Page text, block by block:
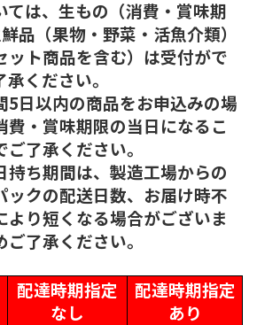
ては、生もの（消費・賞味期
品（果物・野菜・活魚介類）
ット商品を含む）は受付がで
ください。
日以内の商品をお申込みの場
費・賞味期限の当日になるこ
了承ください。
ち期間は、製造工場からの
ックの配送日数、お届け時不
より短くなる場合がございま
了承ください。
配達時期指定
なし
配達時期指定
あり